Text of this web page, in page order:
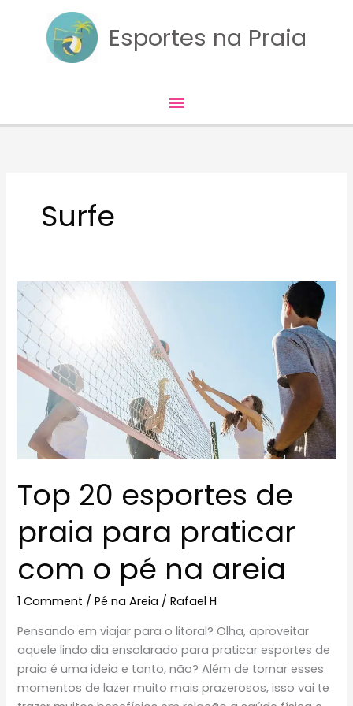
Esportes na Praia
Main
Surfe
Top 20 esportes de
praia para praticar
com o pé na areia
1 Comment /Pé na Areia /Rafael H
Pensando em viajar para o litoral? Olha, aproveitar
aquele lindo dia ensolarado para praticar esportes de
praia é uma ideia e tanto, não? Além de tornar esses
momentos de lazer muito mais prazerosos, isso vai te